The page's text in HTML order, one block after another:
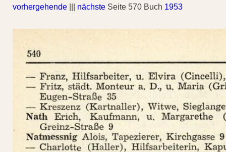
vorhergehende nächste Seite 570 Buch 1953